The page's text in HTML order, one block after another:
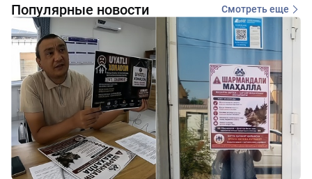
Популярные новости Смотреть еще